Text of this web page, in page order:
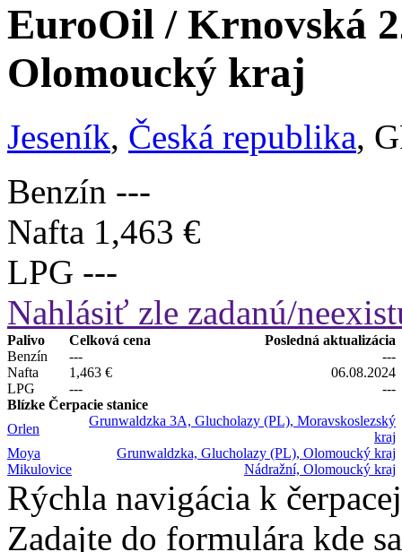
EuroOil / Krnovská
Olomoucký kraj
Jeseník, Česká republika,
Benzín ---
Nafta 1,463 €
LPG ---
Nahlásiť zle zadanú/
Palivo Celková cena
Posledná aktualizácia
Benzín
---
---
Nafta
1,463 €
06.08.2024
LPG
---
---
Blízke Čerpacie stanice
Orlen
Grunwaldzka 3A, Glucholazy (PL), Moravskoslezský
kraj
Moya
Grunwaldzka, Glucholazy (PL), Olomoucký kraj
Mikulovice
Nádražní, Olomoucký kraj
Rýchla navigácia k
Zadajte do formulára kde